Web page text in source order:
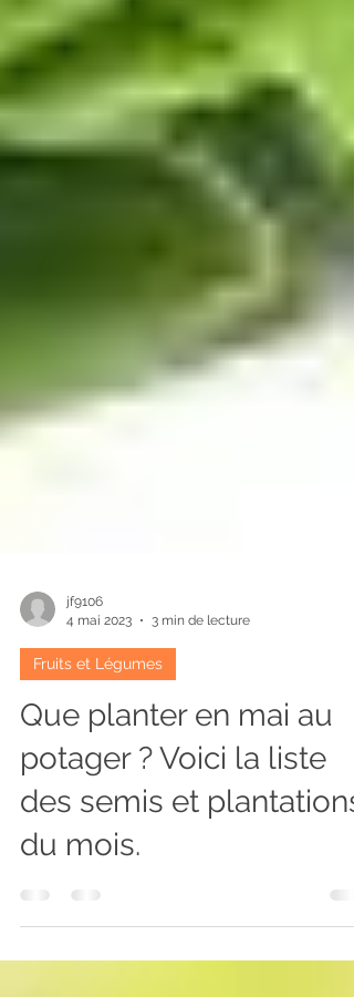
jf9106
4 mai 2023
3 min de lecture
Fruits et Légumes
Que planter en mai au
potager ? Voici la liste
des semis et plantations
du mois.